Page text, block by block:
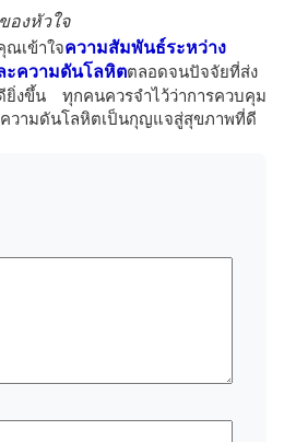
องหัวใจ
ณเข้าใจความสัมพันธ์ระหว่าง
ะความดันโลหิตตลอดจนปัจจัยที่ส่ง
งขึ้น ทุกคนควรจำไว้ว่าการควบคุม
ความดันโลหิตเป็นกุญแจสู่สุขภาพที่ดี